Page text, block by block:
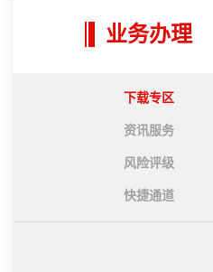
业务办理
下载专区
资讯服务
风险评级
快捷通道